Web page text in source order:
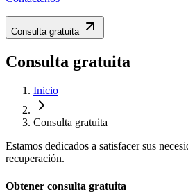
Consulta gratuita
Consulta gratuita
Inicio
Consulta gratuita
Estamos dedicados a satisfacer sus
recuperación.
Obtener consulta gratuita